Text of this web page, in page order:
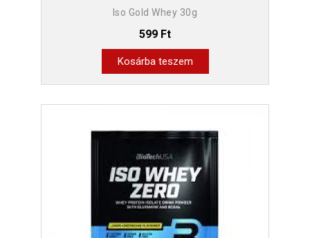
Iso Gold Whey 30g
599 Ft
Kosárba teszem